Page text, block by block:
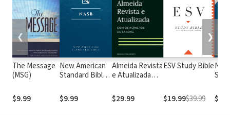
The Message
(MSG)
$9.99
New American
Standard Bible
(NASB1995)
$9.99
Almeida Revista
e Atualizada
números de
Strong
$29.99
ESV Study Bible
$19.99$39.99
❮ ❯